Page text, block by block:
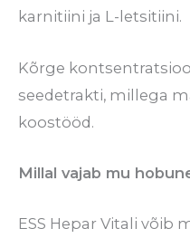
karnitiini ja L-letsitiini.
Kõrge
seedetrakti, millega
koostööd.
Millal vajab mu
ESS Hepar Vitali võib